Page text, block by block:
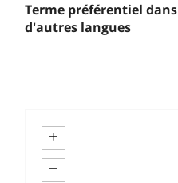
Terme préférentiel dans
d'autres langues
+
−